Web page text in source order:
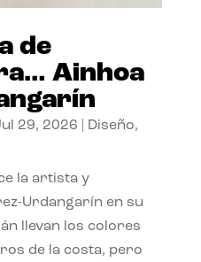
de
Ainhoa
29, 2026 Diseño,
la artista y
Urdangarín en su
llevan los colores
de la costa, pero